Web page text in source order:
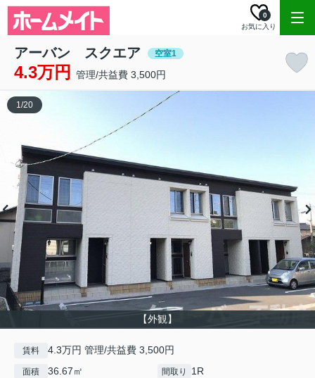
お気に入り
0
アーバン スクエア 空室1
4.3万円 管理/共益費 3,500円
【外観】
1/20
賃料 4.3万円 管理/共益費 3,500円
面積 36.67㎡ 間取り 1R